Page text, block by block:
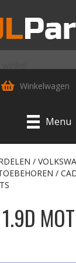
Winkelwagen
Menu
/
/